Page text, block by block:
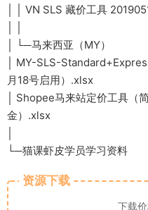
│ │ VN SLS 藏价工具
│ └─马来西亚（MY）
│ MY-SLS-
月18号启用）.xlsx
│ Shopee马来站定价工具（
金）.xlsx
└─猫课虾皮学员学习资料
资源下载
下载